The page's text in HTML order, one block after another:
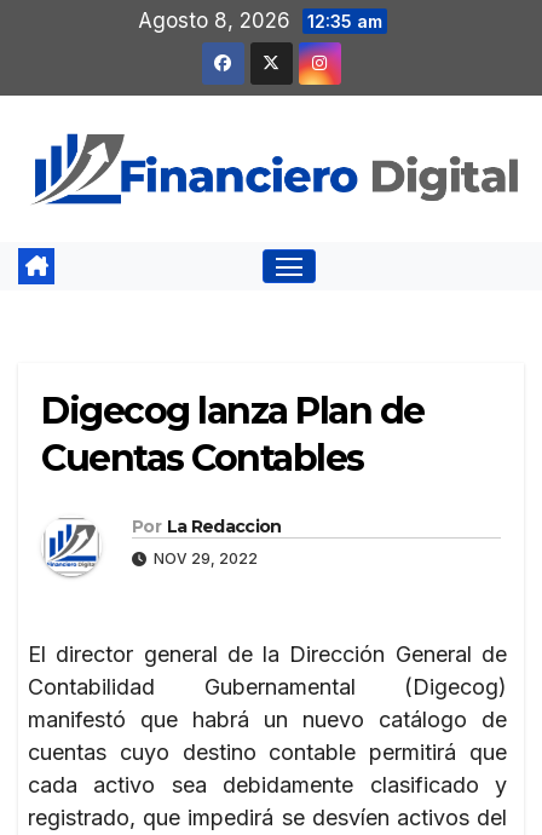
contenido
Agosto 8, 2026 12:35 am
Digecog lanza Plan de
Cuentas Contables
Por La Redaccion
NOV 29, 2022
El director general de la Dirección General de
Contabilidad Gubernamental (Digecog)
manifestó que habrá un nuevo catálogo de
cuentas cuyo destino contable permitirá que
cada activo sea debidamente clasificado y
registrado, que impedirá se desvíen activos del